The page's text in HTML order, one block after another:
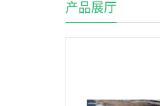
产品展厅